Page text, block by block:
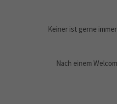
Keiner ist gerne
Nach einem